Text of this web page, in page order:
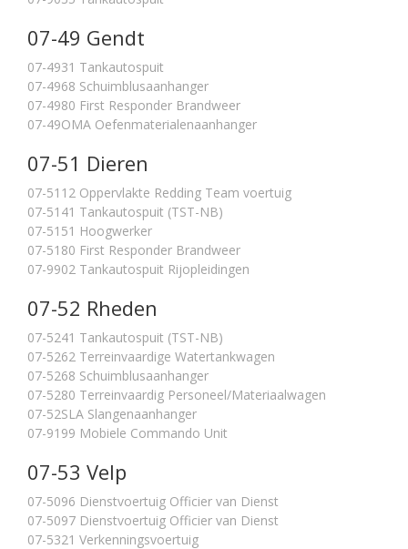
07-49 Gendt
07-4931 Tankautospuit
07-4968 Schuimblusaanhanger
07-4980 First Responder Brandweer
07-49OMA Oefenmaterialenaanhanger
07-51 Dieren
07-5112 Oppervlakte Redding Team voertuig
07-5141 Tankautospuit (TST-NB)
07-5151 Hoogwerker
07-5180 First Responder Brandweer
07-9902 Tankautospuit Rijopleidingen
07-52 Rheden
07-5241 Tankautospuit (TST-NB)
07-5262 Terreinvaardige Watertankwagen
07-5268 Schuimblusaanhanger
07-5280 Terreinvaardig Personeel/Materiaalwagen
07-52SLA Slangenaanhanger
07-9199 Mobiele Commando Unit
07-53 Velp
07-5096 Dienstvoertuig Officier van Dienst
07-5097 Dienstvoertuig Officier van Dienst
07-5321 Verkenningsvoertuig